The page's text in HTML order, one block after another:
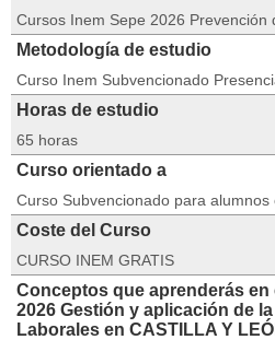
Cursos Inem Sepe 2026 Prevención
Metodología de estudio
Curso Inem Subvencionado
Horas de estudio
65 horas
Curso orientado a
Curso Subvencionado para alumnos
Coste del Curso
CURSO INEM GRATIS
Conceptos que aprenderás en
2026 Gestión y aplicación de
Laborales en CASTILLA Y